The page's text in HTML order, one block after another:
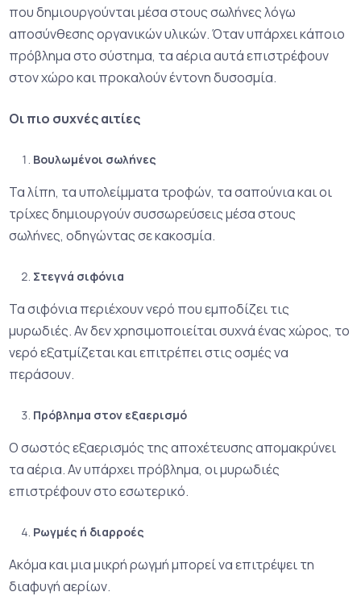
που δημιουργούνται μέσα στους σωλήνες λόγω
αποσύνθεσης οργανικών υλικών. Όταν υπάρχει κάποιο
πρόβλημα στο σύστημα, τα αέρια αυτά επιστρέφουν
στον χώρο και προκαλούν έντονη δυσοσμία.
Οι πιο συχνές αιτίες
Βουλωμένοι σωλήνες
Τα λίπη, τα υπολείμματα τροφών, τα σαπούνια και οι
τρίχες δημιουργούν συσσωρεύσεις μέσα στους
σωλήνες, οδηγώντας σε κακοσμία.
Στεγνά σιφόνια
Τα σιφόνια περιέχουν νερό που εμποδίζει τις
μυρωδιές. Αν δεν χρησιμοποιείται συχνά ένας χώρος, το
νερό εξατμίζεται και επιτρέπει στις οσμές να
περάσουν.
Πρόβλημα στον εξαερισμό
Ο σωστός εξαερισμός της αποχέτευσης απομακρύνει
τα αέρια. Αν υπάρχει πρόβλημα, οι μυρωδιές
επιστρέφουν στο εσωτερικό.
Ρωγμές ή διαρροές
Ακόμα και μια μικρή ρωγμή μπορεί να επιτρέψει τη
διαφυγή αερίων.